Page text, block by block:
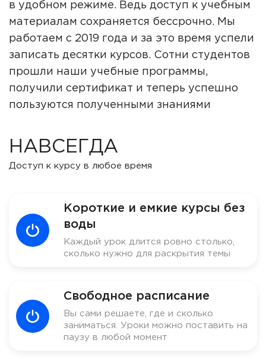
в удобном режиме. Ведь доступ к учебным
материалам сохраняется бессрочно. Мы
работаем с 2019 года и за это время успели
записать десятки курсов. Сотни студентов
прошли наши учебные программы,
получили сертификат и теперь успешно
пользуются полученными знаниями
НАВСЕГДА
Доступ к курсу в любое время
Короткие и емкие курсы без
воды
Каждый урок длится ровно столько,
сколько нужно для раскрытия темы
Свободное расписание
Вы сами решаете, где и сколько
заниматься. Уроки можно поставить на
паузу в любой момент